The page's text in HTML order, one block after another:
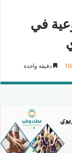
في
دقيقة واحدة